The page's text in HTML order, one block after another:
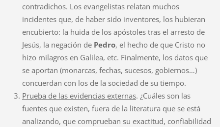
contradichos. Los evangelistas relatan muchos
incidentes que, de haber sido inventores, los hubieran
encubierto: la huida de los apóstoles tras el arresto de
Jesús, la negación de Pedro, el hecho de que Cristo no
hizo milagros en Galilea, etc. Finalmente, los datos que
se aportan (monarcas, fechas, sucesos, gobiernos…)
concuerdan con los de la sociedad de su tiempo.
Prueba de las evidencias externas. ¿Cuáles son las
fuentes que existen, fuera de la literatura que se está
analizando, que comprueban su exactitud, confiabilidad